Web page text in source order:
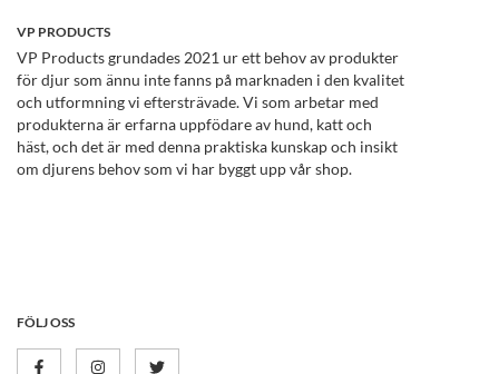
VP PRODUCTS
VP Products grundades 2021 ur ett behov av produkter
för djur som ännu inte fanns på marknaden i den kvalitet
och utformning vi eftersträvade. Vi som arbetar med
produkterna är erfarna uppfödare av hund, katt och
häst, och det är med denna praktiska kunskap och insikt
om djurens behov som vi har byggt upp vår shop.
FÖLJ OSS